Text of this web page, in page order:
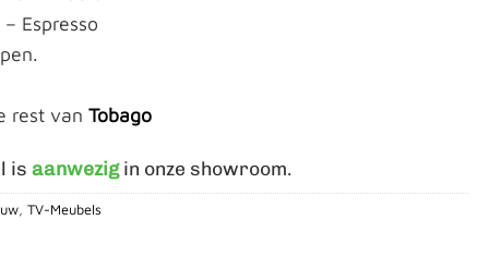
Espresso
rest vanTobago
is aanwezigin onze showroom.
,TV-Meubels